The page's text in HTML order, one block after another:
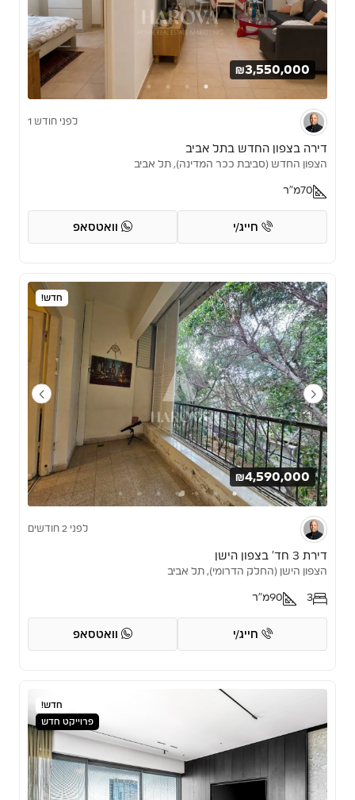
₪3,550,000
לפני חודש 1
דירה בצפון החדש בתל אביב
הצפון החדש (סביבת ככר המדינה), תל אביב
70מ"ר
חייג/י וואטסאפ
חדש!
₪4,590,000
לפני 2 חודשים
דירת 3 חד’ בצפון הישן
הצפון הישן (החלק הדרומי), תל אביב
3
90מ"ר
חייג/י וואטסאפ
חדש!
פרוייקט חדש